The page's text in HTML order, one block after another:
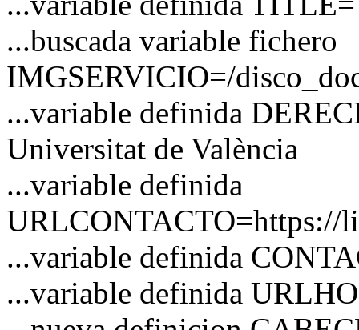
...buscada variable fichero
IMGSERVICIO=/
...variable definida
Universitat de València
...variable definida
URLCONTACTO=https://
...variable definida
...variable definida